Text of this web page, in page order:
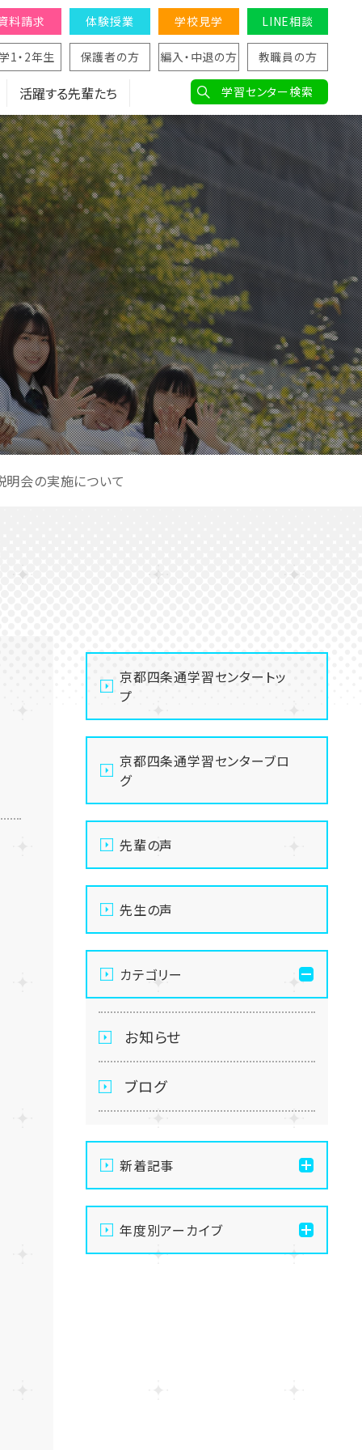
活躍する先輩たち
料請求 体験授業 学校見学 LINE相談
1・2年生 保護者の方 編入・中退の方 教職員の方
学習センター検索
明会の実施について
京都四条通学習センタートッ
プ
京都四条通学習センターブロ
グ
先輩の声
先生の声
カテゴリー
お知らせ
ブログ
新着記事
通信制高校の学習風景
年度別アーカイブ